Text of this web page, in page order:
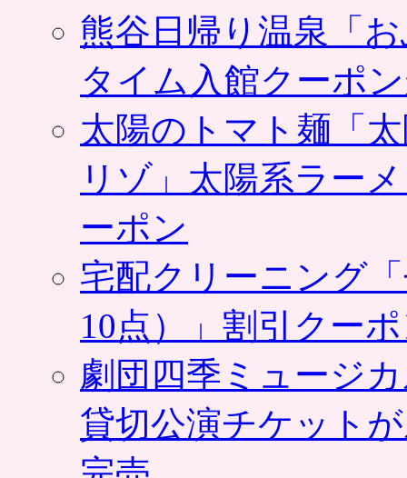
熊谷日帰り温泉「
タイム入館クーポ
太陽のトマト麺「
リゾ」太陽系ラー
ーポン
宅配クリーニング
10点）」割引クー
劇団四季ミュージ
貸切公演チケット